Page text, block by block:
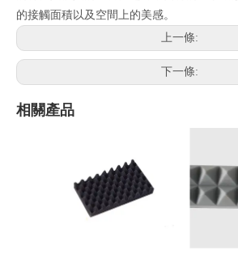
的接觸面積以及空間上的美感。
上一條:
下一條:
相關產品